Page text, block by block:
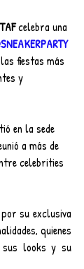
TAF celebra una
fiestas más
y
en la sede
a más de
celebrities
su exclusiva
quienes
sus looks y su